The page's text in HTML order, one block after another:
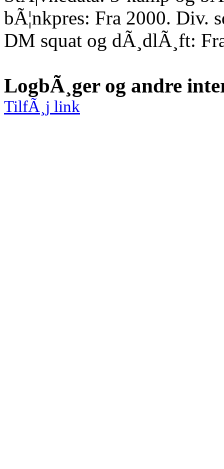
bÃ¦nkpres: Fra 2000. Div.
DM squat og dÃ¸dlÃ¸ft:
LogbÃ¸ger og andre
TilfÃ¸j link